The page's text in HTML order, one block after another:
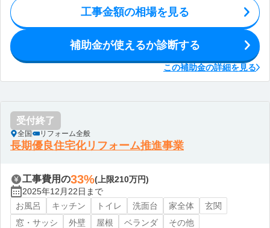
工事金額の相場を見る
補助金が使えるか診断する
この補助金の詳細を見る
受付終了
全国 リフォーム全般
長期優良住宅化リフォーム推進事業
工事費用の33%(上限210万円)
2025年12月22日まで
お風呂
キッチン トイレ 洗面台 家全体
玄関
窓・サッシ
外壁 屋根 ベランダ
その他